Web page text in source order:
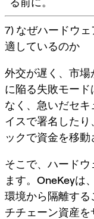
7) なぜハードウ
適しているのか
外交が遅く、市
に陥る失敗モー
なく、 急いだセキ
イスで署名した
ックで資金を移動
そこで、ハード
ます。 OneKeyは
環境から隔離す
チチェーン資産